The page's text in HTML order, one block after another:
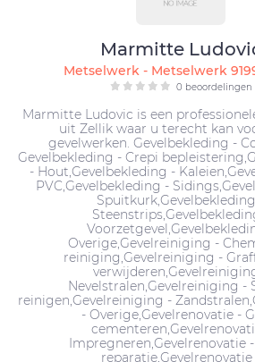
Marmitte
Metselwerk - Metselwerk
0 beoordelingen
Marmitte Ludovic is een
uit Zellik waar u terecht kan
gevelwerken. Gevelbekleding -
Gevelbekleding - Crepi
- Hout,Gevelbekleding -
PVC,Gevelbekleding -
Overige,Gevelreiniging -
reiniging,Gevelreiniging -
Nevelstralen,Gevelreiniging -
reinigen,Gevelreiniging -
- Overige,Gevelrenovatie -
Impregneren,Gevelrenovatie -
reparatie,Gevelrenovatie